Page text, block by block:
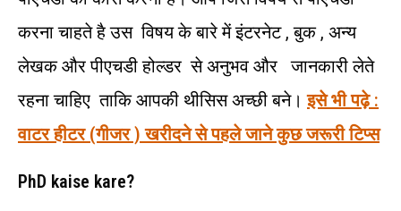
करना चाहते है उस विषय के बारे में इंटरनेट , बुक , अन्य
लेखक और पीएचडी होल्डर से अनुभव और जानकारी लेते
रहना चाहिए ताकि आपकी थीसिस अच्छी बने।इसे भी पढ़े :
वाटर हीटर (गीजर ) खरीदने से पहले जाने कुछ जरूरी टिप्स
PhD kaise kare?